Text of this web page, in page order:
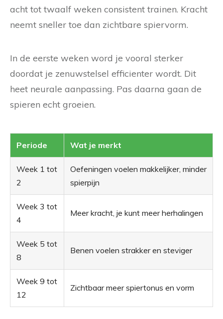
acht tot twaalf weken consistent trainen. Kracht
neemt sneller toe dan zichtbare spiervorm.
In de eerste weken word je vooral sterker
doordat je zenuwstelsel efficienter wordt. Dit
heet neurale aanpassing. Pas daarna gaan de
spieren echt groeien.
Periode Wat je merkt
Week 1 tot
2
Oefeningen voelen makkelijker, minder
spierpijn
Week 3 tot
4
Meer kracht, je kunt meer herhalingen
Week 5 tot
8
Benen voelen strakker en steviger
Week 9 tot
12
Zichtbaar meer spiertonus en vorm